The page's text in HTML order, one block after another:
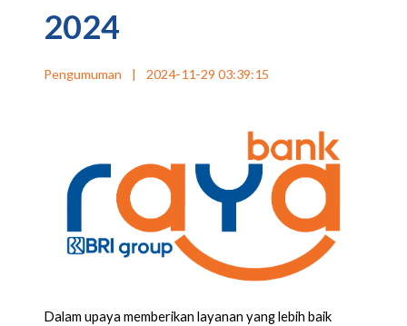
2024
Pengumuman | 2024-11-29 03:39:15
Dalam upaya memberikan layanan yang lebih baik